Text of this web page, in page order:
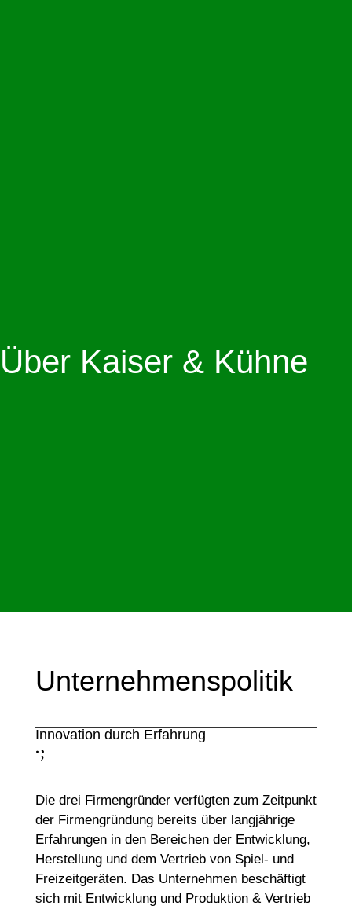
Über Kaiser & Kühne
Unternehmenspolitik
Innovation durch Erfahrung
:
;
Die drei Firmengründer verfügten zum Zeitpunkt
der Firmengründung bereits über langjährige
Erfahrungen in den Bereichen der Entwicklung,
Herstellung und dem Vertrieb von Spiel- und
Freizeitgeräten. Das Unternehmen beschäftigt
sich mit Entwicklung und Produktion & Vertrieb